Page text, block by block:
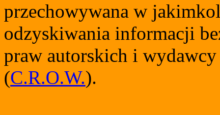
przechowywana w
odzyskiwania informacji
praw autorskich i
(C.R.O.W.).